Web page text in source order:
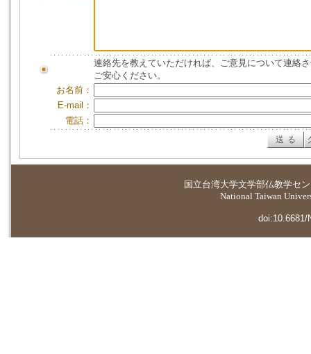
連絡先を教えていただければ、ご意見について連絡
ご安心ください。
お名前：
E-mail：
電話：
国立台湾大学文学部仏教学セ
National Taiwan
doi:10.6681/